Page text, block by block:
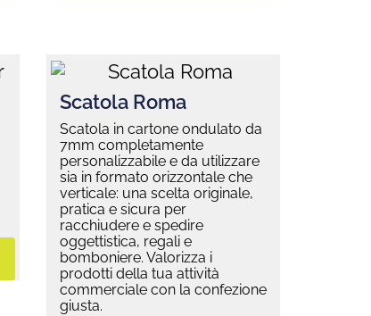
Scatola Roma
Scatola in cartone ondulato da
7mm completamente
personalizzabile e da utilizzare
sia in formato orizzontale che
verticale: una scelta originale,
pratica e sicura per
racchiudere e spedire
oggettistica, regali e
bomboniere. Valorizza i
prodotti della tua attività
commerciale con la confezione
giusta.